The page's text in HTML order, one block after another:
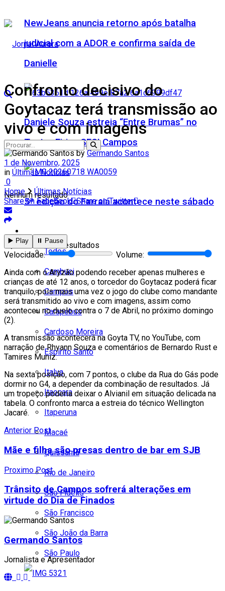
NewJeans anuncia retorno após batalha
judicial com a ADOR e confirma saída de
Danielle
Daniele Souza estreia “Entre Brumas” no
Teatro Firjan SESI Campos
5ª edição do Farraiá acontece neste sábado
Todos
Cambuci
Campos
Carapebus
Cardoso Moreira
Espírito Santo
Italva
Itaocara
Itaperuna
Macaé
Quissamã
Rio de Janeiro
São Fidélis
São Francisco
São João da Barra
São Paulo
Nenhum resultado
Ver todos os resultados
Confronto decisivo do
Goytacaz terá transmissão ao
vivo e com imagens
by Germando Santos
1 de Novembro, 2025
in Últimas Notícias
0
Home
Últimas Notícias
Share on Facebook Share on Twitter
▶️ Play ⏸️ Pause
Velocidade:
Volume:
Ainda com o Aryzão podendo receber apenas mulheres e
crianças de até 12 anos, o torcedor do Goytacaz poderá ficar
tranquilo, pois mais uma vez o jogo do clube como mandante
será transmitido ao vivo e com imagens, assim como
aconteceu no duelo contra o 7 de Abril, no próximo domingo
(2).
A transmissão acontecerá na Goyta TV, no YouTube, com
narração de Rhyann Souza e comentários de Bernardo Rust e
Tamires Muniz.
Na sexta posição, com 7 pontos, o clube da Rua do Gás pode
dormir no G4, a depender da combinação de resultados. Já
um tropeço poderia deixar o Alvianil em situação delicada na
tabela. O confronto marca a estreia do técnico Wellington
Jacaré.
Anterior Post
Mãe e filha são presas dentro de bar em SJB
Proximo Post
Trânsito de Campos sofrerá alterações em
virtude do Dia de Finados
Germando Santos
Jornalista e Apresentador